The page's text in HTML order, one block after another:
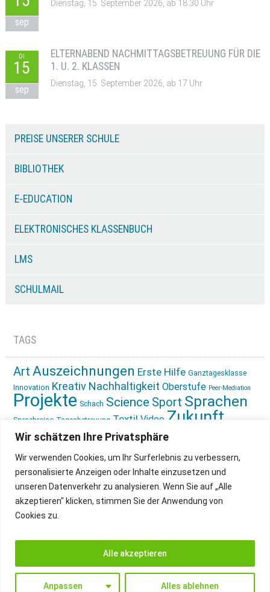
Wir schätzen Ihre Privatsphäre
Wir verwenden Cookies, um Ihr Surferlebnis zu verbessern,
personalisierte Anzeigen oder Inhalte einzusetzen und
unseren Datenverkehr zu analysieren. Wenn Sie auf „Alle
akzeptieren" klicken, stimmen Sie der Anwendung von
Cookies zu.
Anpassen Alles ablehnen
Alle akzeptieren
sep
Dienstag, 15. September 2026, ab 18:30 Uhr
DI
15
sep
ELTERNABEND NACHMITTAGSBETREUUNG FÜR DIE
1. U. 2. KLASSEN
Dienstag, 15. September 2026, ab 17 Uhr
PREISE UNSERER SCHULE
BIBLIOTHEK
E-EDUCATION
ELEKTRONISCHES KLASSENBUCH
LMS
SCHULMAIL
TAGS
Art Auszeichnungen Erste Hilfe Ganztagesklasse
Innovation Kreativ Nachhaltigkeit Oberstufe Peer-Mediation
Projekte Schach Science Sport Sprachen
Sprachreise Tagesbetreuung Textil Video Zukunft
gestalten Ökologie
IMPRESSUM